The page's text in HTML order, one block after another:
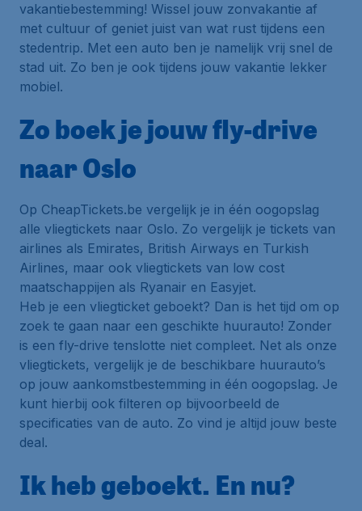
vakantiebestemming! Wissel jouw zonvakantie af
met cultuur of geniet juist van wat rust tijdens een
stedentrip. Met een auto ben je namelijk vrij snel de
stad uit. Zo ben je ook tijdens jouw vakantie lekker
mobiel.
Zo boek je jouw fly-drive
naar Oslo
Op CheapTickets.be vergelijk je in één oogopslag
alle vliegtickets naar Oslo. Zo vergelijk je tickets van
airlines als Emirates, British Airways en Turkish
Airlines, maar ook vliegtickets van low cost
maatschappijen als Ryanair en Easyjet.
Heb je een vliegticket geboekt? Dan is het tijd om op
zoek te gaan naar een geschikte huurauto! Zonder
is een fly-drive tenslotte niet compleet. Net als onze
vliegtickets, vergelijk je de beschikbare huurauto’s
op jouw aankomstbestemming in één oogopslag. Je
kunt hierbij ook filteren op bijvoorbeeld de
specificaties van de auto. Zo vind je altijd jouw beste
deal.
Ik heb geboekt. En nu?